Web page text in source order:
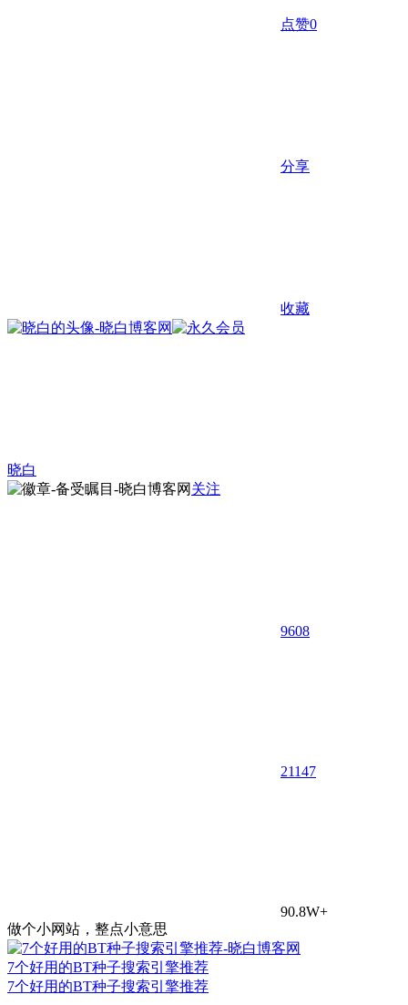
点赞0
分享
收藏
晓白
关注
9608
21147
90.8W+
做个小网站，整点小意思
7个好用的BT种子搜索引擎推荐
7个好用的BT种子搜索引擎推荐